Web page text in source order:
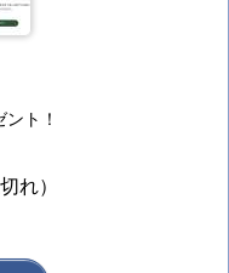
ト！
れ）